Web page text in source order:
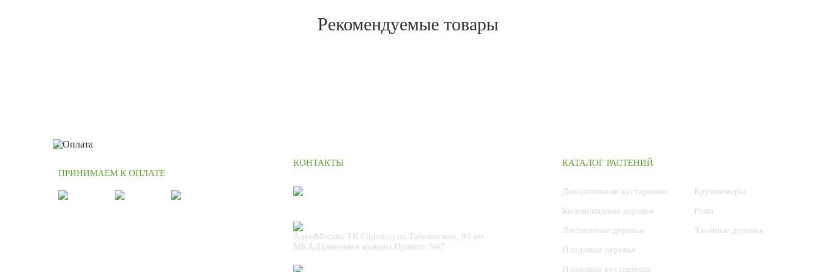
Рекомендуемые товары
ПРИНИМАЕМ К ОПЛАТЕ
КОНТАКТЫ
Москва ТК Садовод на Тайнинском, 92 км
МКАД (внешнее кольцо) Прикоп: N#7
КАТАЛОГ РАСТЕНИЙ
Декоративные кустарники
Колоновидные деревья
Лиственные деревья
Плодовые деревья
Плодовые кустарники
Крупномеры
Розы
Хвойные деревья